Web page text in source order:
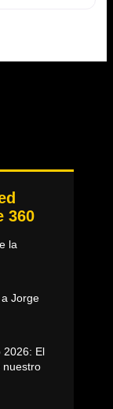
360
la
Jorge
2026: El
nuestro